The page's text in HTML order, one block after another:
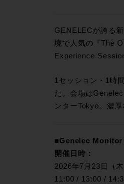
GENELECが誇る
境で人気の『The
Experience
1セッション・1時
た。会場は
ンターTokyo。濃
■Genelec
開催日時：
2026年7月23日（木
11:00 / 13:00 /